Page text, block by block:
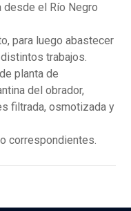
desde el Río Negro
para luego abastecer
trabajos.
planta de
del obrador,
filtrada, osmotizada y
correspondientes.